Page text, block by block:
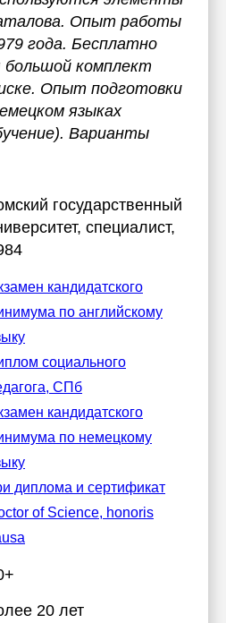
Опыт работы
года. Бесплатно
большой комплект
Опыт подготовки
языках
Варианты
государственный
, специалист,
кандидатского
по английскому
социального
СПб
кандидатского
по немецкому
диплома и сертификат
of Science, honoris
20 лет